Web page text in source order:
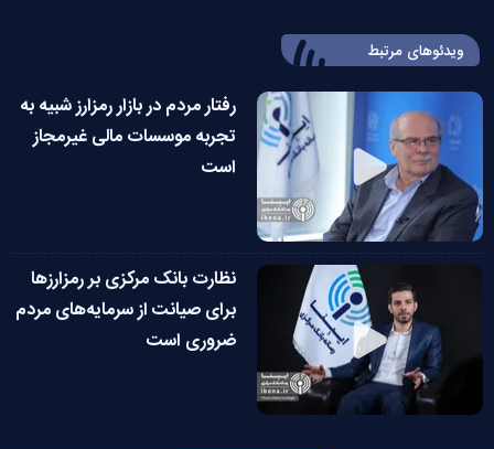
ویدئوهای مرتبط
رفتار مردم در بازار رمزارز شبیه به
تجربه موسسات مالی غیرمجاز
است
نظارت بانک مرکزی بر رمزارزها
برای صیانت از سرمایه‌های مردم
ضروری است